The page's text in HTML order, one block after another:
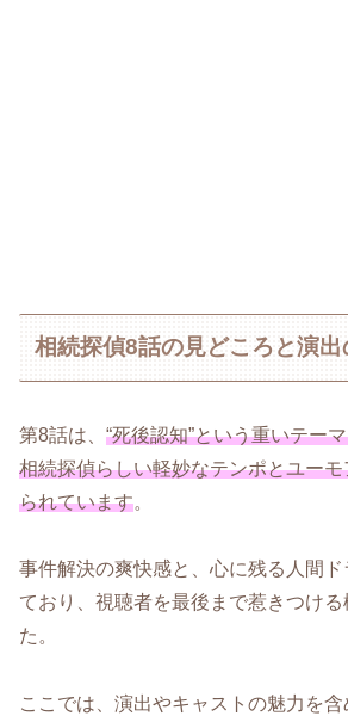
相続探偵8話の見どころと演出
第8話は、 “死後認知”という重いテー
相続探偵らしい軽妙なテンポとユー
られています。
事件解決の爽快感と、心に残る人間
ており、視聴者を最後まで惹きつけ
た。
ここでは、演出やキャストの魅力を含